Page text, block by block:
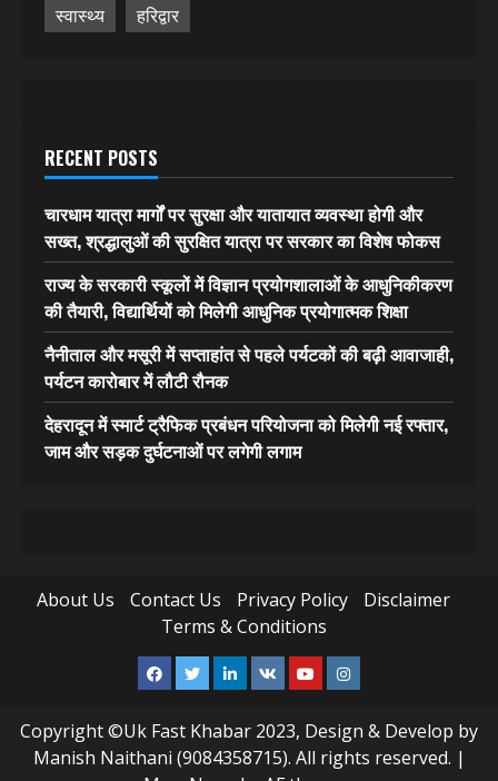
स्वास्थ्य
हरिद्वार
RECENT POSTS
चारधाम यात्रा मार्गों पर सुरक्षा और यातायात व्यवस्था होगी और
सख्त, श्रद्धालुओं की सुरक्षित यात्रा पर सरकार का विशेष फोकस
राज्य के सरकारी स्कूलों में विज्ञान प्रयोगशालाओं के आधुनिकीकरण
की तैयारी, विद्यार्थियों को मिलेगी आधुनिक प्रयोगात्मक शिक्षा
नैनीताल और मसूरी में सप्ताहांत से पहले पर्यटकों की बढ़ी आवाजाही,
पर्यटन कारोबार में लौटी रौनक
देहरादून में स्मार्ट ट्रैफिक प्रबंधन परियोजना को मिलेगी नई रफ्तार,
जाम और सड़क दुर्घटनाओं पर लगेगी लगाम
About Us Contact Us Privacy Policy
Disclaimer
Terms & Conditions
Facebook
TwitterLinkedin
VK YoutubeInstagram
Copyright ©Uk Fast Khabar 2023, Design & Develop by
Manish Naithani (9084358715). All rights reserved. |